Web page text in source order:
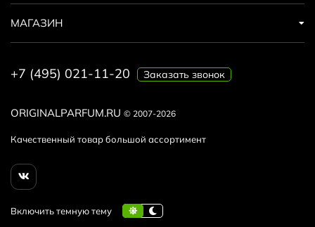
ORIGINALPARFUM.RU © 2007-2026
Качественный товар большой ассортимент
МАГАЗИН
+7 (495) 021-11-20 Заказать звонок